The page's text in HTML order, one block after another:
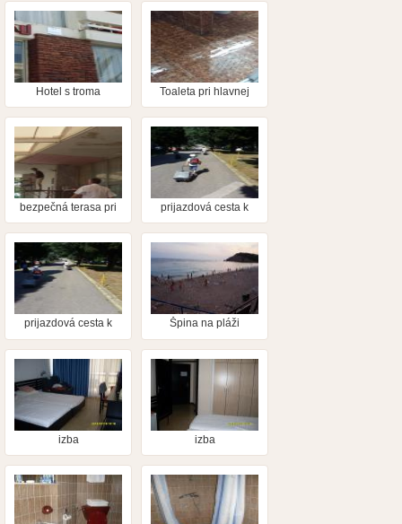
Hotel s troma
Toaleta pri hlavnej
bezpečná terasa pri
jedálni
prijazdová cesta k
hotelu
prijazdová cesta k
Špina na pláži
izba izba